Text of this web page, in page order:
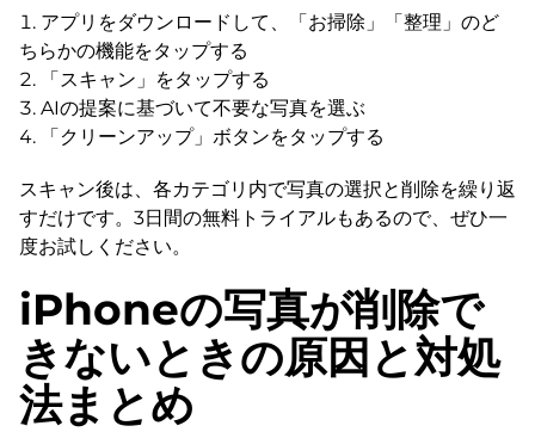
アプリをダウンロードして、「お掃除」「整理」のど
ちらかの機能をタップする
「スキャン」をタップする
AIの提案に基づいて不要な写真を選ぶ
「クリーンアップ」ボタンをタップする
スキャン後は、各カテゴリ内で写真の選択と削除を繰り返
すだけです。3日間の無料トライアルもあるので、ぜひ一
度お試しください。
iPhoneの写真が削除で
きないときの原因と対処
法まとめ